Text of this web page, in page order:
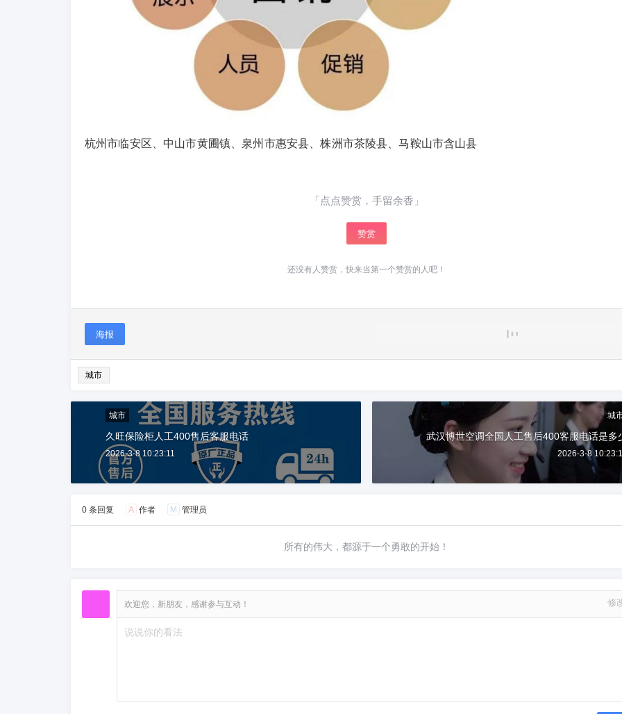
杭州市临安区、中山市黄圃镇、泉州市惠安县、株洲市茶陵县、马鞍山市含山县
「点点赞赏，手留余香」
赞赏
还没有人赞赏，快来当第一个赞赏的人吧！
海报
城市
城市
久旺保险柜人工400售后客服电话
2026-3-8 10:23:11
城
武汉博世空调全国人工售后400客服电话是多
2026-3-8
0 条回复 A 作者 M 管理员
所有的伟大，都源于一个勇敢的开始！
欢迎您，新朋友，感谢参与互动！ 修